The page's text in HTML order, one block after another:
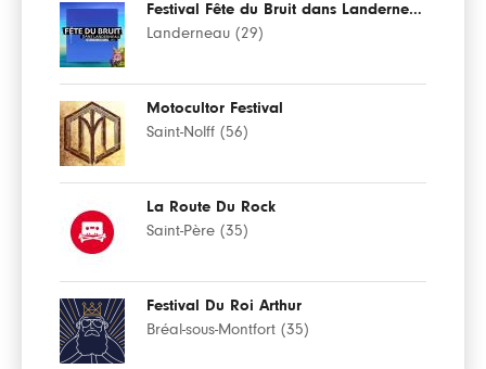
Festival Fête du Bruit dans Landerneau
Landerneau (29)
Motocultor Festival
Saint-Nolff (56)
La Route Du Rock
Saint-Père (35)
Festival Du Roi Arthur
Bréal-sous-Montfort (35)